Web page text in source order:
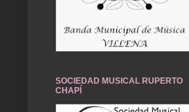
SOCIEDAD MUSICAL RUPERTO
CHAPÍ